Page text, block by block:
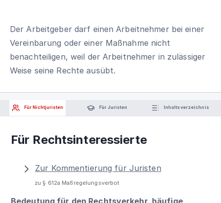
Der Arbeitgeber darf einen Arbeitnehmer bei einer
Vereinbarung oder einer Maßnahme nicht
benachteiligen, weil der Arbeitnehmer in zulässiger
Weise seine Rechte ausübt.
Für Nichtjuristen Für Juristen Inhaltsverzeichnis
Für Rechtsinteressierte
Zur Kommentierung für Juristen
zu § 612a Maßregelungsverbot
Bedeutung für den Rechtsverkehr, häufige